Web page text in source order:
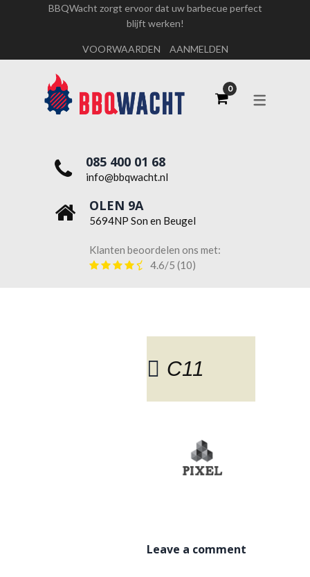
OVER ONS
WERKEN BIJ BBQWACHT
BBQWacht zorgt ervoor dat uw barbecue perfect
blijft werken!
VOORWAARDEN AANMELDEN
085 400 01 68
info@bbqwacht.nl
OLEN 9A
5694NP Son en Beugel
Klanten beoordelen ons met:
4.6/5 (10)
C11
Leave a comment